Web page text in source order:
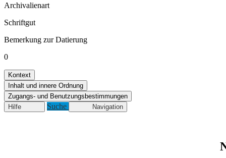
Archivalienart
Schriftgut
Bemerkung zur Datierung
0
Kontext
Inhalt und innere Ordnung
Zugangs- und Benutzungsbestimmungen
Hilfe
Suche Navigation